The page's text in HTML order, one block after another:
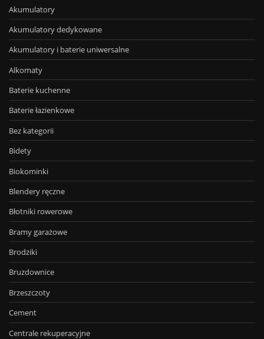
Akumulatory
Akumulatory dedykowane
Akumulatory i baterie uniwersalne
Alkomaty
Baterie kuchenne
Baterie łazienkowe
Bez kategorii
Bidety
Biokominki
Blendery ręczne
Błotniki rowerowe
Bramy garażowe
Brodziki
Bruzdownice
Brzeszczoty
Cement
Centrale rekuperacyjne